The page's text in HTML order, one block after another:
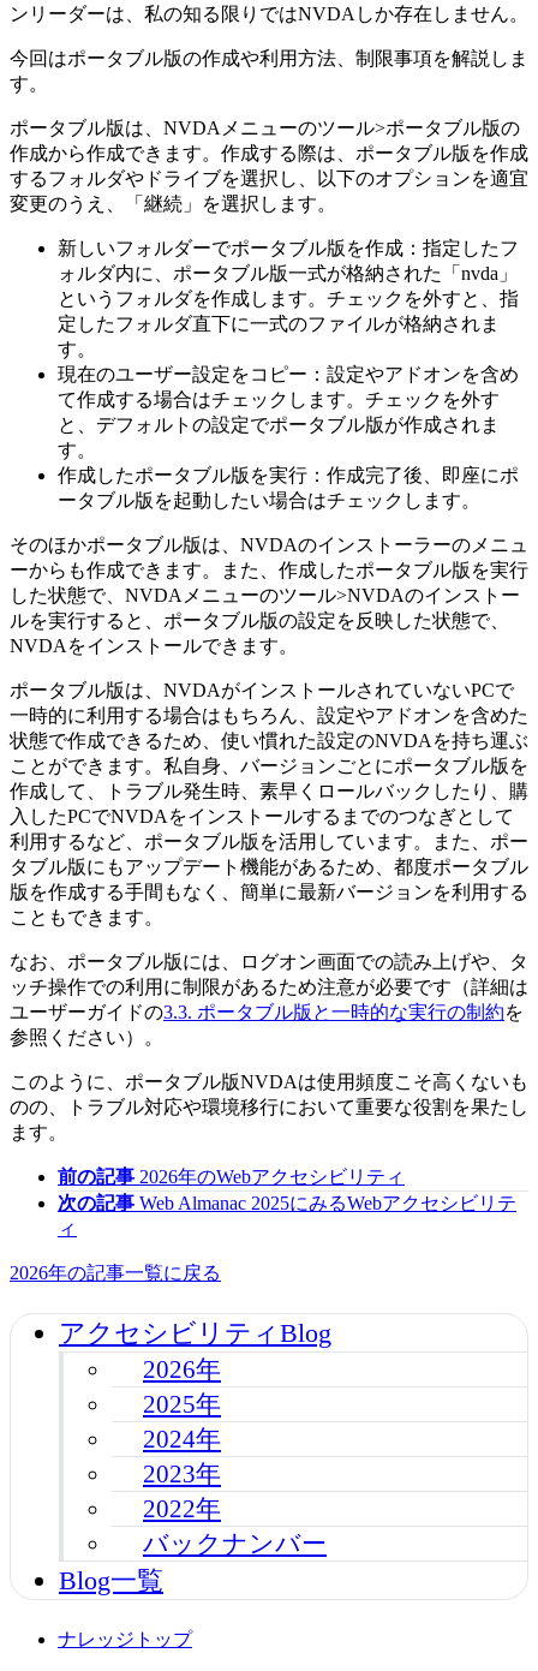
ンリーダーは、私の知る限りではNVDAしか存在しません。
今回はポータブル版の作成や利用方法、制限事項を解説しま
す。
ポータブル版は、NVDAメニューのツール>ポータブル版の
作成から作成できます。作成する際は、ポータブル版を作成
するフォルダやドライブを選択し、以下のオプションを適宜
変更のうえ、「継続」を選択します。
新しいフォルダーでポータブル版を作成：指定したフ
ォルダ内に、ポータブル版一式が格納された「nvda」
というフォルダを作成します。チェックを外すと、指
定したフォルダ直下に一式のファイルが格納されま
す。
現在のユーザー設定をコピー：設定やアドオンを含め
て作成する場合はチェックします。チェックを外す
と、デフォルトの設定でポータブル版が作成されま
す。
作成したポータブル版を実行：作成完了後、即座にポ
ータブル版を起動したい場合はチェックします。
そのほかポータブル版は、NVDAのインストーラーのメニュ
ーからも作成できます。また、作成したポータブル版を実行
した状態で、NVDAメニューのツール>NVDAのインストー
ルを実行すると、ポータブル版の設定を反映した状態で、
NVDAをインストールできます。
ポータブル版は、NVDAがインストールされていないPCで
一時的に利用する場合はもちろん、設定やアドオンを含めた
状態で作成できるため、使い慣れた設定のNVDAを持ち運ぶ
ことができます。私自身、バージョンごとにポータブル版を
作成して、トラブル発生時、素早くロールバックしたり、購
入したPCでNVDAをインストールするまでのつなぎとして
利用するなど、ポータブル版を活用しています。また、ポー
タブル版にもアップデート機能があるため、都度ポータブル
版を作成する手間もなく、簡単に最新バージョンを利用する
こともできます。
なお、ポータブル版には、ログオン画面での読み上げや、タ
ッチ操作での利用に制限があるため注意が必要です（詳細は
ユーザーガイドの3.3. ポータブル版と一時的な実行の制約を
参照ください）。
このように、ポータブル版NVDAは使用頻度こそ高くないも
のの、トラブル対応や環境移行において重要な役割を果たし
ます。
前の記事 2026年のWebアクセシビリティ
次の記事 Web Almanac 2025にみるWebアクセシビリテ
ィ
2026年の記事一覧に戻る
アクセシビリティBlog
2026年
2025年
2024年
2023年
2022年
バックナンバー
Blog一覧
ナレッジトップ